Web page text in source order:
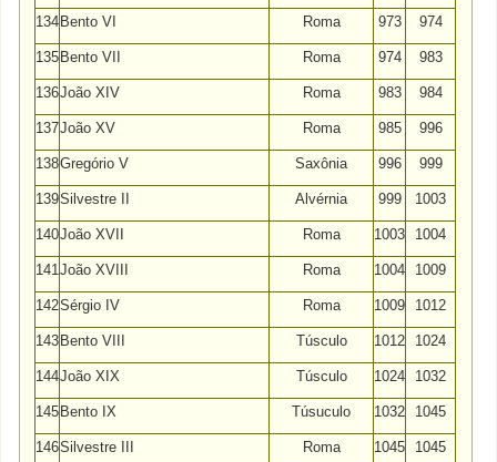
134 Bento VI Roma 973 974
135 Bento VII Roma 974 983
136João XIV Roma 983 984
137João XV Roma 985 996
138Gregório V Saxônia 996 999
139Silvestre II Alvérnia 999 1003
140João XVII Roma 1003 1004
141João XVIII Roma 1004 1009
142Sérgio IV Roma 1009 1012
143 Bento VIII Túsculo 1012 1024
144João XIX Túsculo 1024 1032
145 Bento IX Túsuculo 1032 1045
146Silvestre III Roma 1045 1045